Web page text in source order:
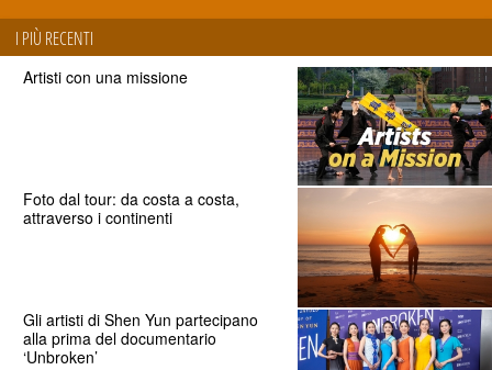
I PIÙ RECENTI
Artisti con una missione
Foto dal tour: da costa a costa,
attraverso i continenti
Gli artisti di Shen Yun partecipano
alla prima del documentario
‘Unbroken’